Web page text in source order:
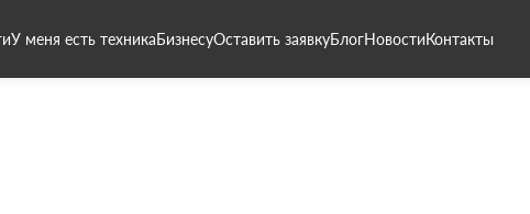
У меня есть техникаБизнесуОставить заявкуБлогНовостиКонтакты